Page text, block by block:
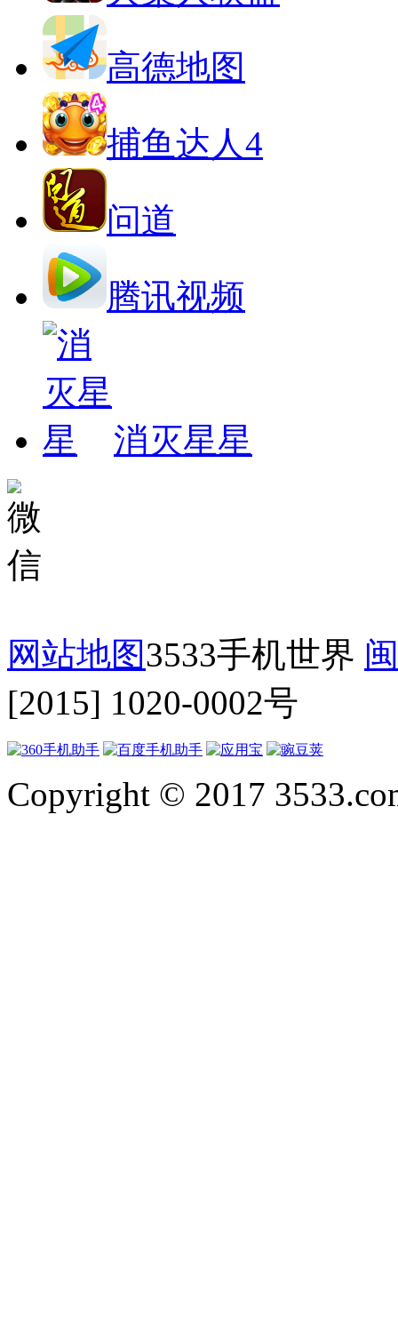
高德地图
捕鱼达人4
问道
腾讯视频
消灭星星
网站地图3533手机世界
[2015] 1020-0002号
Copyright © 2017